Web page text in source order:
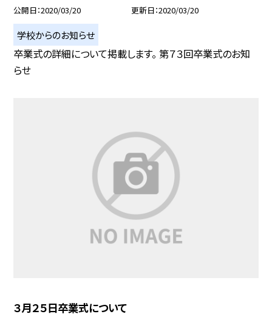
公開日 2020/03/20 更新日 2020/03/20
学校からのお知らせ
卒業式の詳細について掲載します。 第７３回卒業式のお知
らせ
３月２５日卒業式について